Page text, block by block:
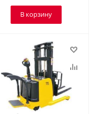
В корзину